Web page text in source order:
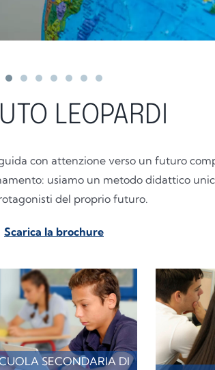
LEOPARDI
con attenzione verso un futuro
usiamo un metodo didattico
del proprio futuro.
Scarica la brochure
SECONDARIA DI